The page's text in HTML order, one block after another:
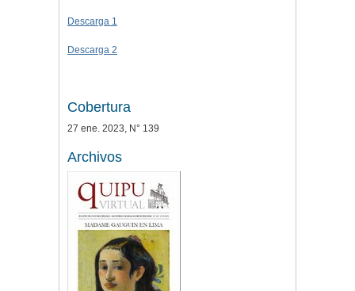
Descarga 1
Descarga 2
Cobertura
27 ene. 2023, N° 139
Archivos